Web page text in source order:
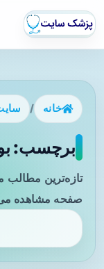
خانه /
برچسب:
تازه‌ترین مطالب
صفحه مشاهده